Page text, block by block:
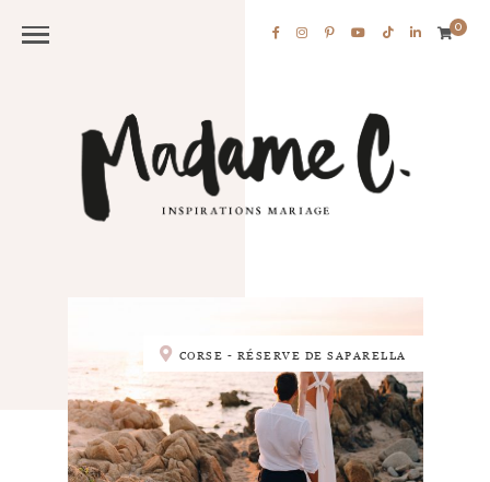
0
CORSE - RÉSERVE DE SAPARELLA